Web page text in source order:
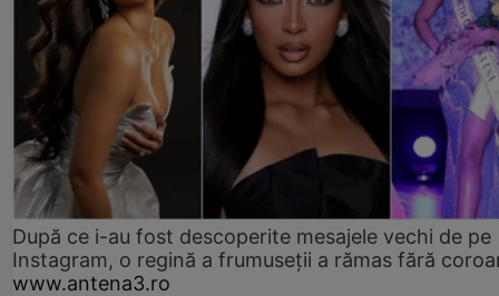
După ce i-au fost descoperite mesajele vechi de pe
Instagram, o regină a frumuseții a rămas fără
www.antena3.ro